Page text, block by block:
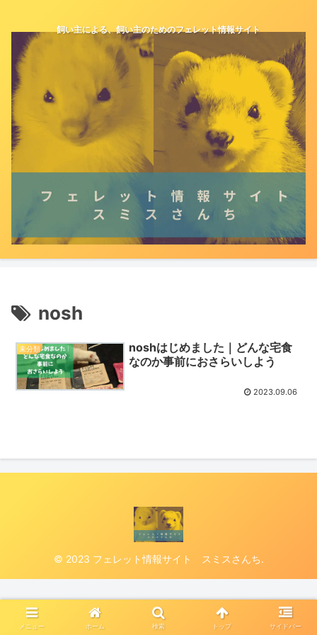
飼い主による、飼い主のためのフェレット情報サイト
nosh
未分類
noshはじめました｜どんな宅食
なのか事前におさらいしよう
2023.09.06
© 2023 フェレット情報サイト スミスさんち.
メニュー ホーム 検索 トップ サイドバー